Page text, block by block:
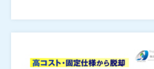
がいっぱい...
今回の体験会と参加特典には、そんな
勤怠が一発で締まる、給与計算勝手に
→給与計算 体験キット」